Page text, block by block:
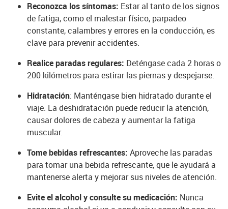
Reconozca los síntomas: Estar al tanto de los signos
de fatiga, como el malestar físico, parpadeo
constante, calambres y errores en la conducción, es
clave para prevenir accidentes.
Realice paradas regulares: Deténgase cada 2 horas o
200 kilómetros para estirar las piernas y despejarse.
Hidratación: Manténgase bien hidratado durante el
viaje. La deshidratación puede reducir la atención,
causar dolores de cabeza y aumentar la fatiga
muscular.
Tome bebidas refrescantes: Aproveche las paradas
para tomar una bebida refrescante, que le ayudará a
mantenerse alerta y mejorar sus niveles de atención.
Evite el alcohol y consulte su medicación: Nunca